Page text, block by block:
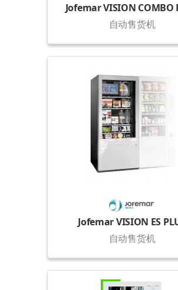
Jofemar VISION COMBO
自动售货机
Jofemar VISION ES
自动售货机